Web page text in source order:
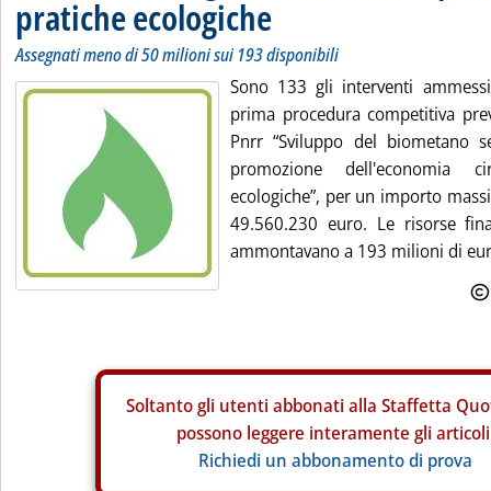
pratiche ecologiche
Assegnati meno di 50 milioni sui 193 disponibili
Sono 133 gli interventi
prima procedura competitiva
Pnrr “Sviluppo del biometano
promozione dell'economia
ecologiche”, per un importo
49.560.230 euro. Le risorse
ammontavano a 193 milioni di
Soltanto gli utenti abbonati alla Staffetta
possono leggere interamente gli
Richiedi un abbonamento di prova